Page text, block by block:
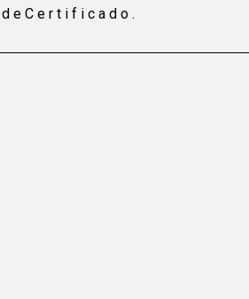
e C e r t i f i c a d o .